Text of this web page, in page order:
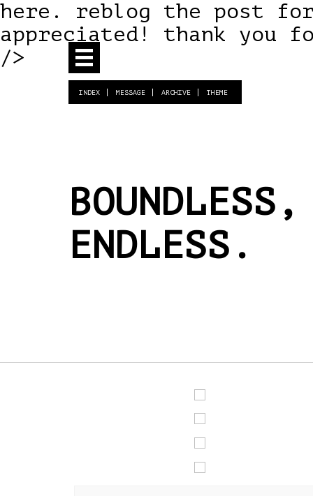
here. reblog the post
appreciated! thank you
/>
INDEX MESSAGE ARCHIVE THEME
ENDLESS.